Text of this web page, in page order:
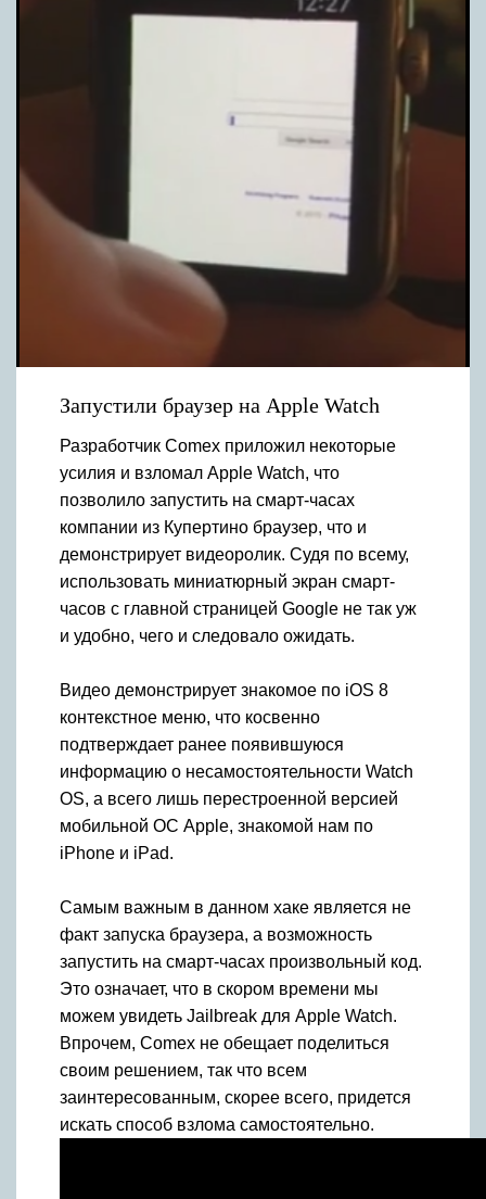
Запустили браузер на Apple Watch
Разработчик Comex приложил некоторые
усилия и взломал Apple Watch, что
позволило запустить на смарт-часах
компании из Купертино браузер, что и
демонстрирует видеоролик. Судя по всему,
использовать миниатюрный экран смарт-
часов с главной страницей Google не так уж
и удобно, чего и следовало ожидать.
Видео демонстрирует знакомое по iOS 8
контекстное меню, что косвенно
подтверждает ранее появившуюся
информацию о несамостоятельности Watch
OS, а всего лишь перестроенной версией
мобильной ОС Apple, знакомой нам по
iPhone и iPad.
Самым важным в данном хаке является не
факт запуска браузера, а возможность
запустить на смарт-часах произвольный код.
Это означает, что в скором времени мы
можем увидеть Jailbreak для Apple Watch.
Впрочем, Comex не обещает поделиться
своим решением, так что всем
заинтересованным, скорее всего, придется
искать способ взлома самостоятельно.